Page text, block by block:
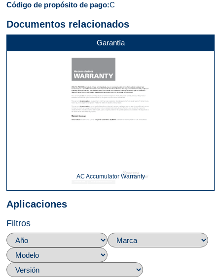
Código de propósito de pago C
Documentos relacionados
Garantía
AC Accumulator Warranty
Aplicaciones
Filtros